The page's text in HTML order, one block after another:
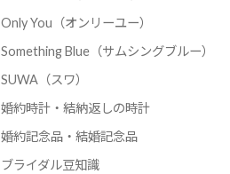
Only You（オンリーユー）
Something Blue（サムシングブルー）
SUWA（スワ）
婚約時計・結納返しの時計
婚約記念品・結婚記念品
ブライダル豆知識